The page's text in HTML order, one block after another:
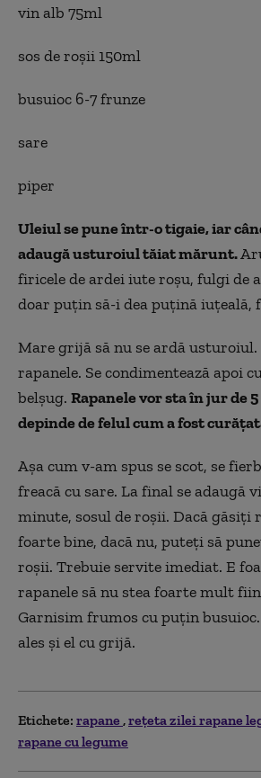
vin alb 75ml
sos de roşii 150ml
busuioc 6-7 frunze
sare
piper
Uleiul se pune într-o tigaie, iar
adaugă usturoiul tăiat mărunt.
firicele de ardei iute roșu, fulgi de
doar puțin să-i dea puțină iuțeală,
Mare grijă să nu se ardă usturoiul.
rapanele. Se condimentează apoi
belşug. Rapanele vor sta în jur de
depinde de felul cum a fost
Aşa cum v-am spus se scot, se
freacă cu sare. La final se adaugă
minute, sosul de roşii. Dacă găsiţi
foarte bine, dacă nu, puteţi să
roşii. Trebuie servite imediat. E
rapanele să nu stea foarte mult
Garnisim frumos cu puțin
ales şi el cu grijă.
Etichete: rapane rețeta zilei rapane
rapane cu legume